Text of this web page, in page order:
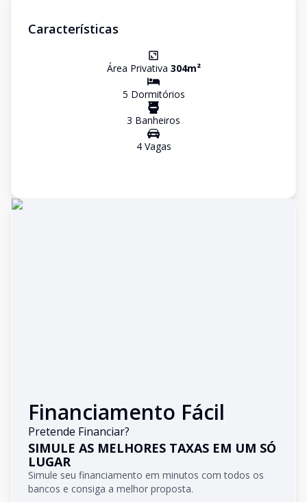
Características
Área Privativa 304m²
5 Dormitórios
3 Banheiros
4Vagas
Financiamento Fácil
Pretende Financiar?
SIMULE AS MELHORES TAXAS EM UM SÓ
LUGAR
Simule seu financiamento em minutos com todos os
bancos e consiga a melhor proposta.